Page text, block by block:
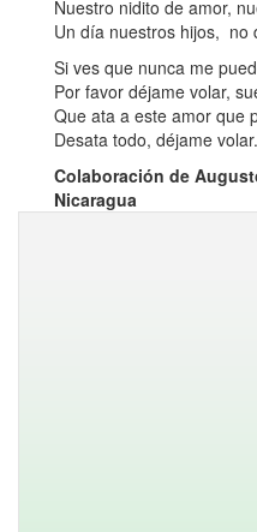
Nuestro nidito de amor,
Un día nuestros hijos, no
Si ves que nunca me
Por favor déjame volar,
Que ata a este amor que
Desata todo, déjame
Colaboración de
Nicaragua